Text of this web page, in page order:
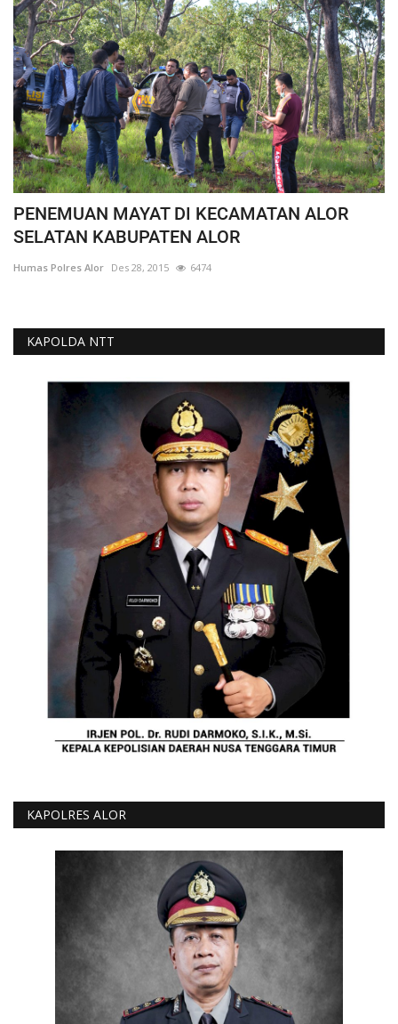
PENEMUAN MAYAT DI KECAMATAN ALOR
SELATAN KABUPATEN ALOR
Humas Polres Alor Des 28, 2015 6474
KAPOLDA NTT
KAPOLRES ALOR